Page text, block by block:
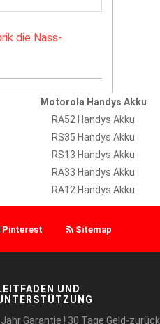
die Nass-
Motorola Handys Akku
RA52 Handys Akku
RS35 Handys Akku
RS13 Handys Akku
RA33 Handys Akku
RA12 Handys Akku
Pinterest Sitemap
UND
Jahr Garantie ! 30 Tage Geld-zurück